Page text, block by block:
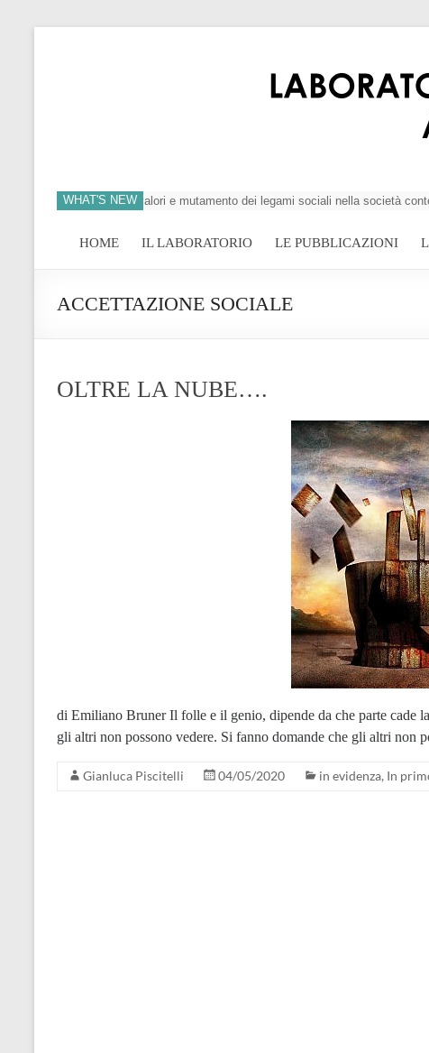
WHAT'S NEW
crisi dei valori e mutamento dei legami sociali nella società
HOME IL LABORATORIO LE PUBBLICAZIONI
ACCETTAZIONE SOCIALE
OLTRE LA NUBE….
di Emiliano Bruner Il folle e il genio, dipende da che parte cade
gli altri non possono vedere. Si fanno domande che gli altri non
Gianluca Piscitelli 04/05/2020 in evidenza, In